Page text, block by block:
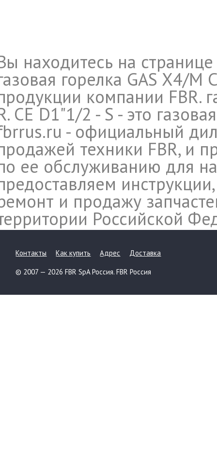
находитесь на
горелка GAS X4/M
компании FBR.
CE D1"1/2 - S - это
- официальный
техники FBR, и
ее обслуживанию для
и продажу
Российской
Контакты Как купить Адрес Доставка
© 2007 — 2026 FBR SpA Россия. FBR Россия